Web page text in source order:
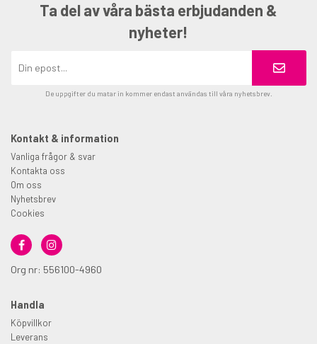
Ta del av våra bästa erbjudanden &
nyheter!
De uppgifter du matar in kommer endast användas till våra nyhetsbrev.
Kontakt & information
Vanliga frågor & svar
Kontakta oss
Om oss
Nyhetsbrev
Cookies
Org nr: 556100-4960
Handla
Köpvillkor
Leverans